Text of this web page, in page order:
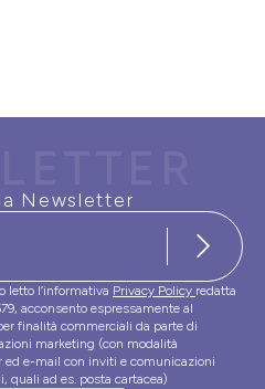
Newsletter
letto l’informativa Privacy Policy redatta
acconsento espressamente al
finalità commerciali da parte di
marketing (con modalità
e-mail con inviti e comunicazioni
quali ad es. posta cartacea)